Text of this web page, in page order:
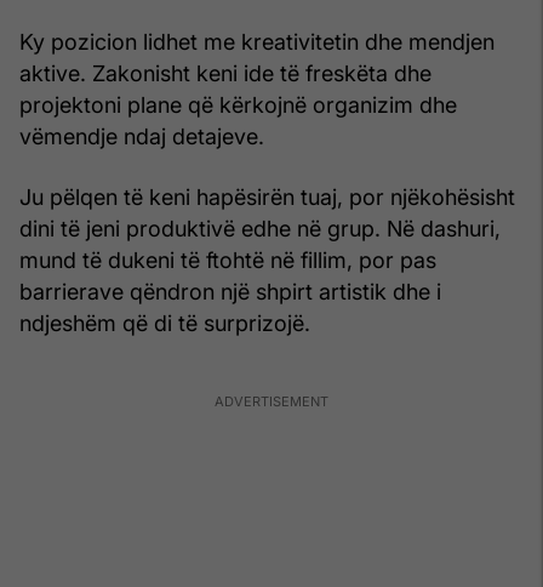
Ky pozicion lidhet me kreativitetin dhe mendjen
aktive. Zakonisht keni ide të freskëta dhe
projektoni plane që kërkojnë organizim dhe
vëmendje ndaj detajeve.
Ju pëlqen të keni hapësirën tuaj, por njëkohësisht
dini të jeni produktivë edhe në grup. Në dashuri,
mund të dukeni të ftohtë në fillim, por pas
barrierave qëndron një shpirt artistik dhe i
ndjeshëm që di të surprizojë.